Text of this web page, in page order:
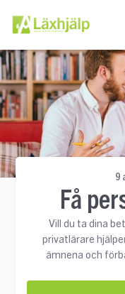
9
Få
Vill du ta dina
privatlärare
ämnena och